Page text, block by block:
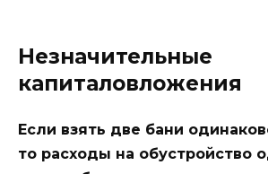
Незначительные
капиталовложения
Если взять две бани
то расходы на обустройство